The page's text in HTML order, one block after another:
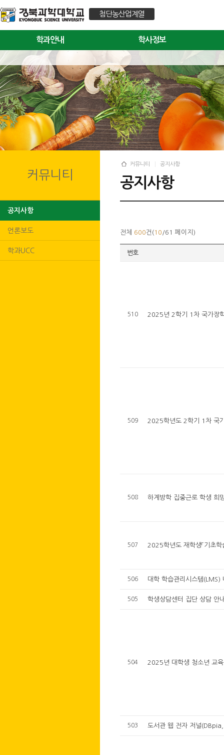
첨단농산업계열
학과안내 학사정보
커뮤니티
공지사항
언론보도
학과UCC
커뮤니티 공지사항
공지사항
전체 600건(10 /61 페이지)
번호
510 2025년 2학기 1차 국가장
509 2025학년도 2학기 1차 국
508 하계방학 집중근로 학생 희
507 2025학년도 재학생「기초학
506 대학 학습관리시스템
505 학생상담센터 집단 상담 안
504 2025년 대학생 청소년 교
503 도서관 웹 전자 저널